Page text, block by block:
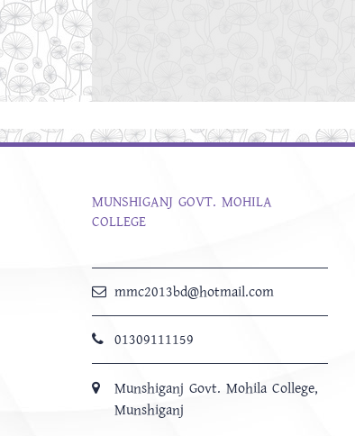
MUNSHIGANJ GOVT. MOHILA
COLLEGE
mmc2013bd@hotmail.com
01309111159
Munshiganj Govt. Mohila College,
Munshiganj